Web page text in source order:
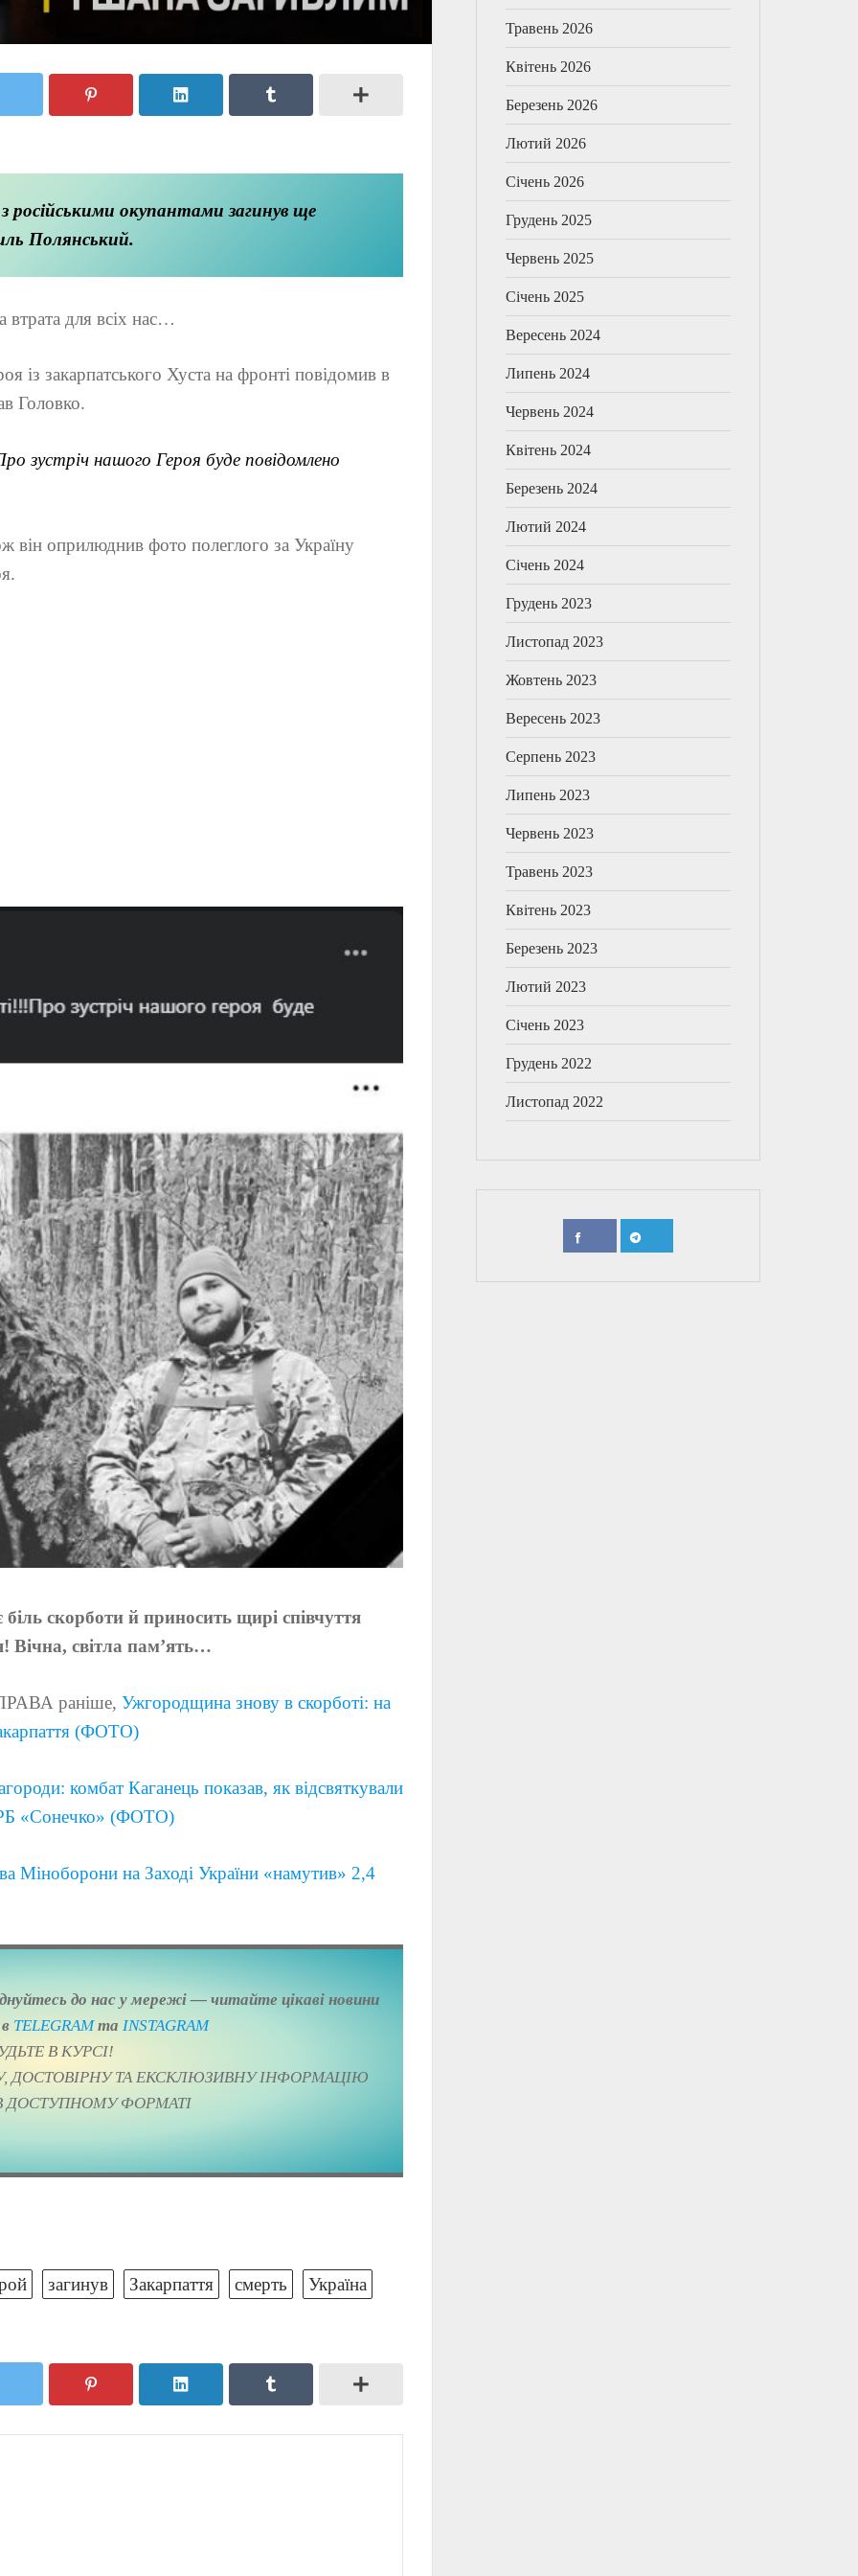
російськими окупантами загинув ще
Полянський.
втрата для всіх нас…
із закарпатського Хуста на фронті повідомив в
Головко.
зустріч нашого Героя буде повідомлено
він оприлюднив фото полеглого за Україну
скорботи й приносить щирі співчуття
Вічна, світла пам’ять…
раніше, Ужгородщина знову в скорботі: на
(ФОТО)
комбат Каганець показав, як відсвяткували
«Сонечко» (ФОТО)
Міноборони на Заході України «намутив» 2,4
до нас у мережі — читайте цікаві новини
TELEGRAMта ІNSTAGRAM
В КУРСІ!
ДОСТОВІРНУ ТА ЕКСКЛЮЗИВНУ ІНФОРМАЦІЮ
ДОСТУПНОМУ ФОРМАТІ
загинув Закарпаття смерть
Україна
Травень 2026
Квітень 2026
Березень 2026
Лютий 2026
Січень 2026
Грудень 2025
Червень 2025
Січень 2025
Вересень 2024
Липень 2024
Червень 2024
Квітень 2024
Березень 2024
Лютий 2024
Січень 2024
Грудень 2023
Листопад 2023
Жовтень 2023
Вересень 2023
Серпень 2023
Липень 2023
Червень 2023
Травень 2023
Квітень 2023
Березень 2023
Лютий 2023
Січень 2023
Грудень 2022
Листопад 2022